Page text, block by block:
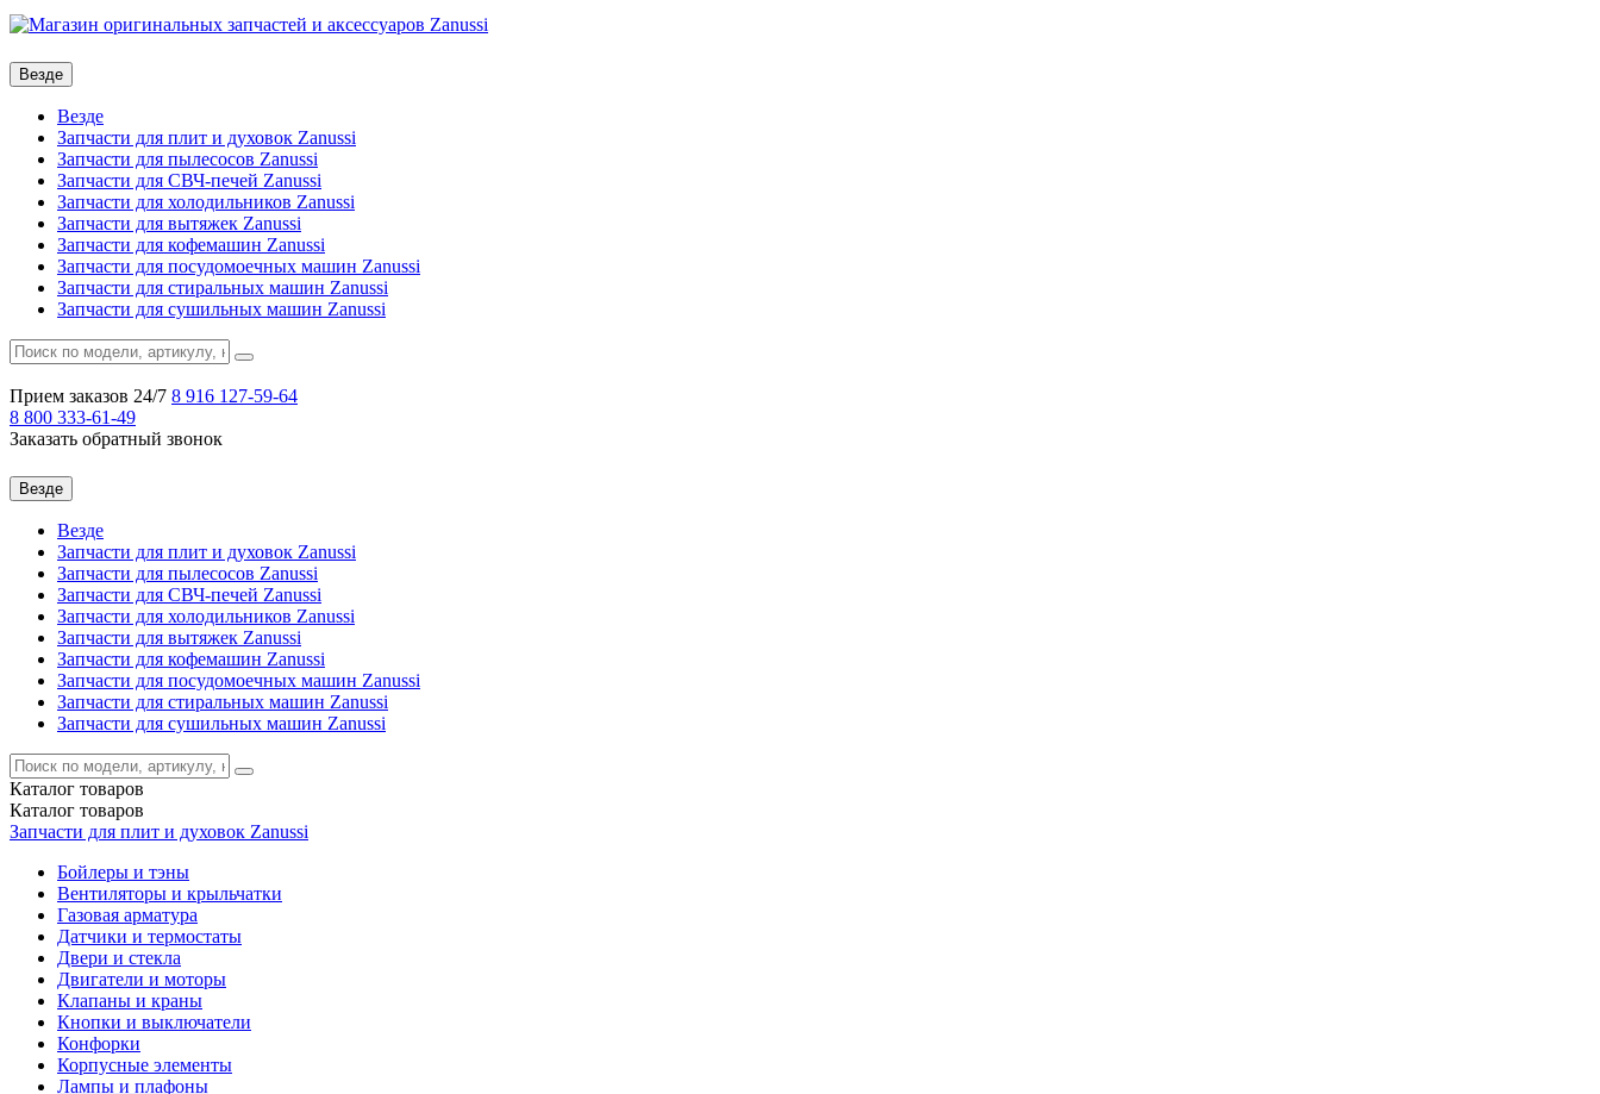
Везде
Везде
Запчасти для плит и духовок Zanussi
Запчасти для пылесосов Zanussi
Запчасти для СВЧ-печей Zanussi
Запчасти для холодильников Zanussi
Запчасти для вытяжек Zanussi
Запчасти для кофемашин Zanussi
Запчасти для посудомоечных машин Zanussi
Запчасти для стиральных машин Zanussi
Запчасти для сушильных машин Zanussi
Прием заказов 24/7 8 916 127-59-64
8 800 333-61-49
Заказать обратный звонок
Везде
Везде
Запчасти для плит и духовок Zanussi
Запчасти для пылесосов Zanussi
Запчасти для СВЧ-печей Zanussi
Запчасти для холодильников Zanussi
Запчасти для вытяжек Zanussi
Запчасти для кофемашин Zanussi
Запчасти для посудомоечных машин Zanussi
Запчасти для стиральных машин Zanussi
Запчасти для сушильных машин Zanussi
Каталог товаров
Каталог товаров
Запчасти для плит и духовок Zanussi
Бойлеры и тэны
Вентиляторы и крыльчатки
Газовая арматура
Датчики и термостаты
Двери и стекла
Двигатели и моторы
Клапаны и краны
Кнопки и выключатели
Конфорки
Корпусные элементы
Лампы и плафоны